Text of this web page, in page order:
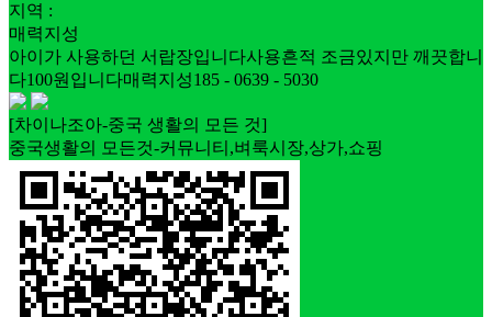
지역 :
매력지성
아이가 사용하던 서랍장입니다사용흔적 조금있지만 깨끗합니
다100원입니다매력지성185 - 0639 - 5030
[차이나조아-중국 생활의 모든 것]
중국생활의 모든것-커뮤니티,벼룩시장,상가,쇼핑